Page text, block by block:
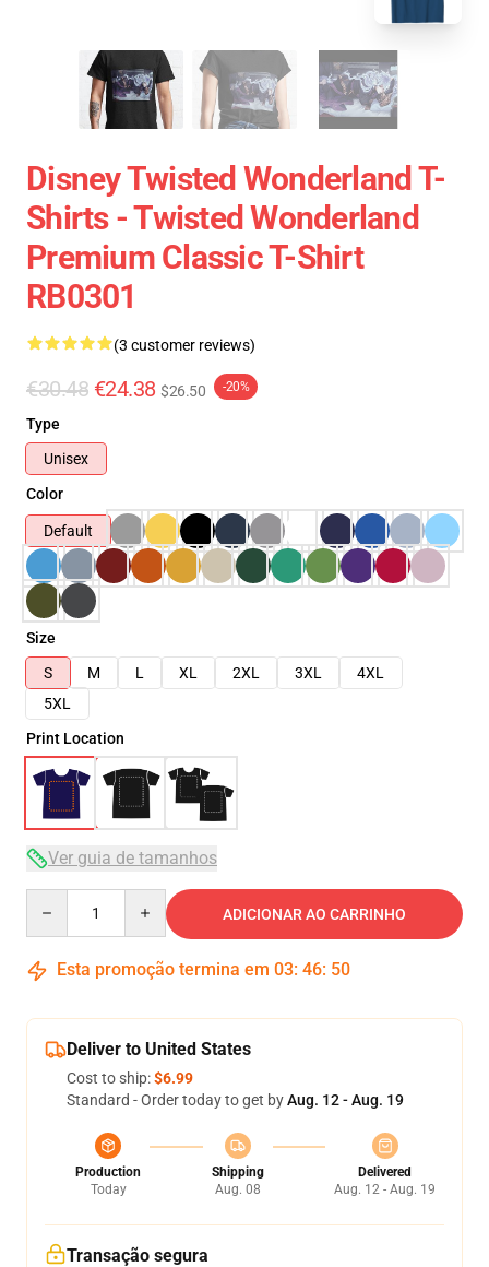
Disney Twisted Wonderland T-
Shirts - Twisted Wonderland
Premium Classic T-Shirt
RB0301
(3 customer reviews)
€30.48 €24.38 $26.50 -20%
Type
Unisex
Color
Default
Size
S
M L XL 2XL 3XL
4XL
5XL
Print Location
Ver guia de tamanhos
ADICIONAR AO CARRINHO
Esta promoção termina em 03: 46: 50
Deliver to United States
Cost to ship:$6.99
Standard - Order today to get byAug. 12 - Aug. 19
Production
Today
Shipping
Aug. 08
Delivered
Aug. 12 - Aug. 19
Transação segura